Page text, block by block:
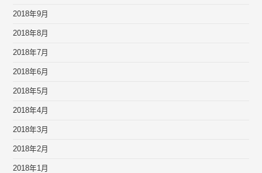
2018年9月
2018年8月
2018年7月
2018年6月
2018年5月
2018年4月
2018年3月
2018年2月
2018年1月